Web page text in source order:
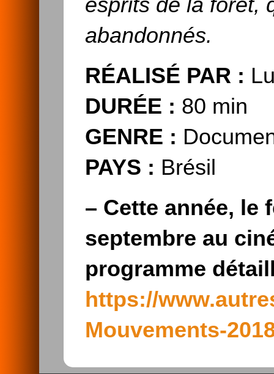
esprits de la forêt,
abandonnés.
RÉALISÉ PAR :
DURÉE : 80 min
GENRE :
PAYS : Brésil
– Cette année, le
septembre au
programme
https://
Mouvements-